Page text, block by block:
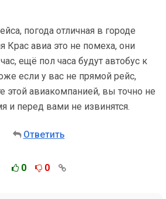
погода отличная в городе
Крас авиа это не помеха, они
ещё пол часа будут автобус к
если у вас не прямой рейс,
этой авиакомпанией, вы точно не
и перед вами не извинятся.
Ответить
0 0